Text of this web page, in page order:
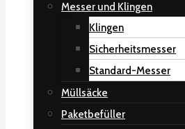
Messer und Klingen
Klingen
Sicherheitsmesser
Standard-Messer
Müllsäcke
Paketbefüller